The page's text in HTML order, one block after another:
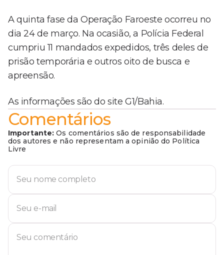
A quinta fase da Operação Faroeste ocorreu no
dia 24 de março. Na ocasião, a Polícia Federal
cumpriu 11 mandados expedidos, três deles de
prisão temporária e outros oito de busca e
apreensão.
As informações são do site G1/Bahia.
Comentários
Importante: Os comentários são de responsabilidade
dos autores e não representam a opinião do Política
Livre